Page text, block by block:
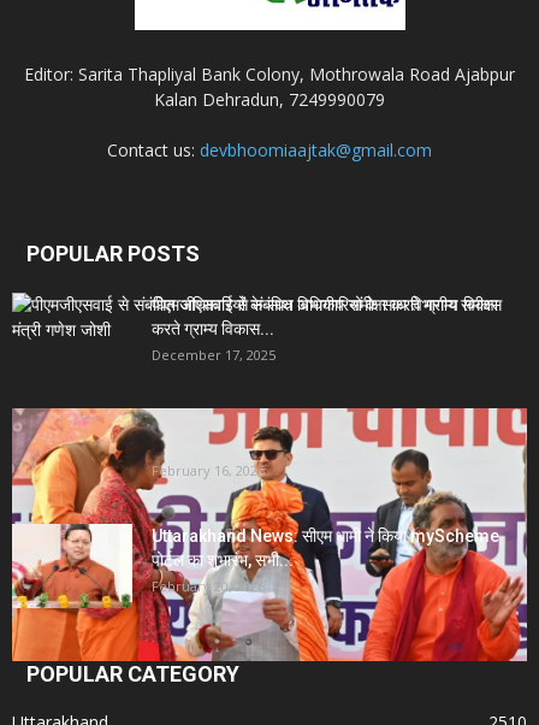
Editor: Sarita Thapliyal Bank Colony, Mothrowala Road Ajabpur
Kalan Dehradun, 7249990079
Contact us: devbhoomiaajtak@gmail.com
POPULAR POSTS
पीएमजीएसवाई से संबंधित अधिकारियों के साथ विभागीय समीक्षा
करते ग्राम्य विकास...
December 17, 2025
Uttarakhand News- सीएम धामी सख्त: जनता की समस्याओं
पर देरी बर्दाश्त...
February 16, 2026
Uttarakhand News: सीएम धामी ने किया myScheme
पोर्टल का शुभारंभ, सभी...
February 20, 2026
POPULAR CATEGORY